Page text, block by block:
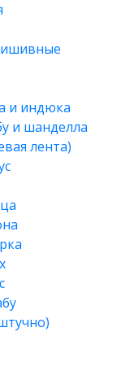
и индюка
и шанделла
лента)